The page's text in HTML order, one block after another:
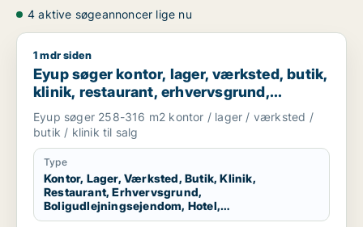
4 aktive søgeannoncer lige nu
Eyup søger kontor, lager, værksted, butik, klinik,
1 mdr siden
Eyup søger kontor, lager, værksted, butik,
klinik, restaurant, erhvervsgrund,
boligudlejningsejendom, hotel,
produktionslokaler eller garage til salg i
Esbjerg Centrum, Esbjerg Ø eller Esbjerg
N m.fl.
Eyup søger 258-316 m2 kontor / lager / værksted /
butik / klinik til salg
Type
Kontor, Lager, Værksted, Butik, Klinik,
Restaurant, Erhvervsgrund,
Boligudlejningsejendom, Hotel,
Produktionslokaler, Garage